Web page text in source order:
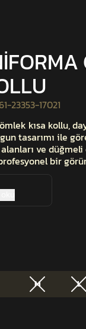
23353-17021
kısa kollu,
tasarımı ile
ve
bir
M L